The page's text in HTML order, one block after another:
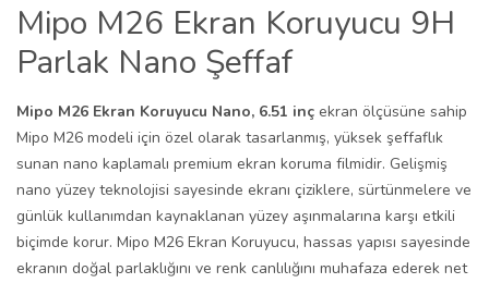
Mipo M26 Ekran Koruyucu 9H
Parlak Nano Şeffaf
Mipo M26 Ekran Koruyucu Nano, 6.51 inç ekran ölçüsüne sahip
Mipo M26 modeli için özel olarak tasarlanmış, yüksek şeffaflık
sunan nano kaplamalı premium ekran koruma filmidir. Gelişmiş
nano yüzey teknolojisi sayesinde ekranı çiziklere, sürtünmelere ve
günlük kullanımdan kaynaklanan yüzey aşınmalarına karşı etkili
biçimde korur. Mipo M26 Ekran Koruyucu, hassas yapısı sayesinde
ekranın doğal parlaklığını ve renk canlılığını muhafaza ederek net